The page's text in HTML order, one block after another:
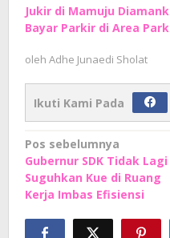
Jukir di Mamuju
Bayar Parkir di Area
oleh Adhe Junaedi Sholat
Ikuti Kami Pada
Navigasi
pos
Pos sebelumnya
Gubernur SDK Tidak Lagi
Suguhkan Kue di Ruang
Kerja Imbas Efisiensi